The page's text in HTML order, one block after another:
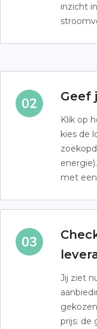
inzicht
Geef
Klik op
kies de
met
Jij ziet
prijs: de